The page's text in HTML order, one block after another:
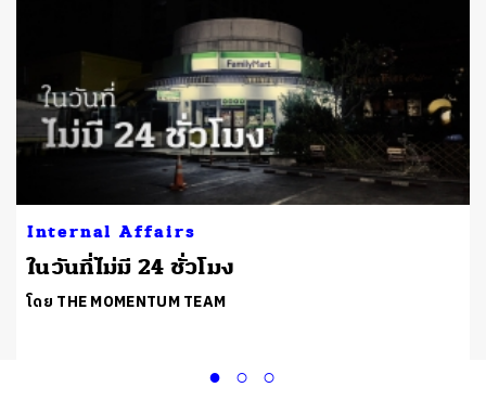
Internal Affairs
ในวันที่ไม่มี 24 ชั่วโมง
โดย THE MOMENTUM TEAM